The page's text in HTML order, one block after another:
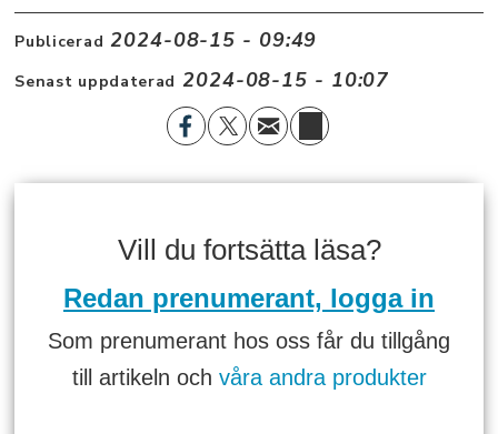
Publicerad 2024-08-15 - 09:49
Senast uppdaterad 2024-08-15 - 10:07
Vill du fortsätta läsa?
Redan prenumerant, logga in
Som prenumerant hos oss får du tillgång
till artikeln och våra andra produkter